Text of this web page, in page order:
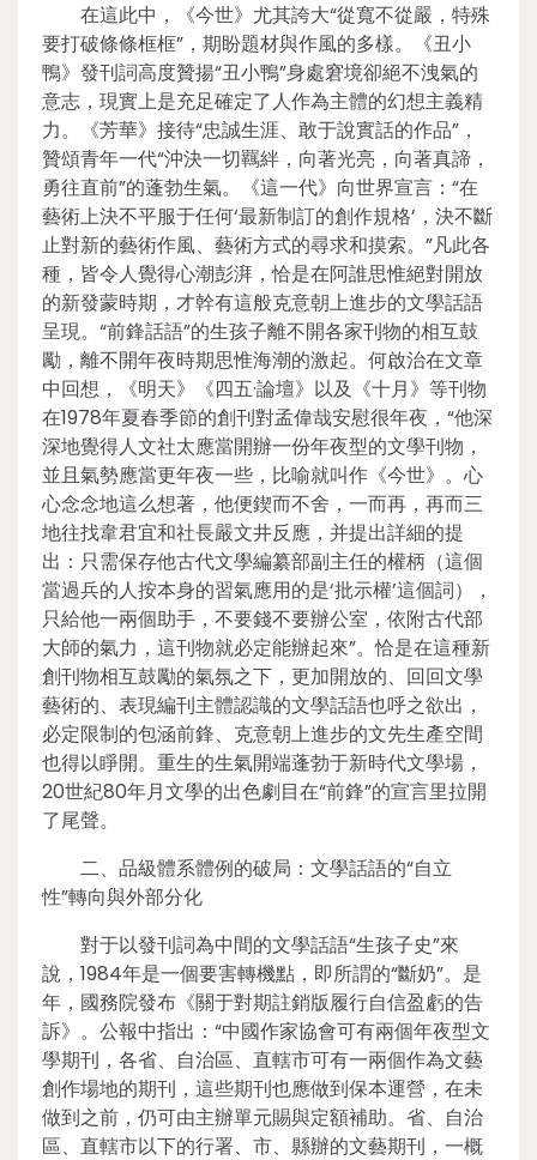
在這此中，《今世》尤其誇大“從寬不從嚴，特殊
要打破條條框框”，期盼題材與作風的多樣。《丑小
鴨》發刊詞高度贊揚“丑小鴨”身處窘境卻絕不洩氣的
意志，現實上是充足確定了人作為主體的幻想主義精
力。《芳華》接待“忠誠生涯、敢于說實話的作品”，
贊頌青年一代“沖決一切羈絆，向著光亮，向著真諦，
勇往直前”的蓬勃生氣。《這一代》向世界宣言：“在
藝術上決不平服于任何‘最新制訂的創作規格’，決不斷
止對新的藝術作風、藝術方式的尋求和摸索。”凡此各
種，皆令人覺得心潮彭湃，恰是在阿誰思惟絕對開放
的新發蒙時期，才幹有這般克意朝上進步的文學話語
呈現。“前鋒話語”的生孩子離不開各家刊物的相互鼓
勵，離不開年夜時期思惟海潮的激起。何啟治在文章
中回想，《明天》《四五·論壇》以及《十月》等刊物
在1978年夏春季節的創刊對孟偉哉安慰很年夜，“他深
深地覺得人文社太應當開辦一份年夜型的文學刊物，
並且氣勢應當更年夜一些，比喻就叫作《今世》。心
心念念地這么想著，他便鍥而不舍，一而再，再而三
地往找韋君宜和社長嚴文井反應，并提出詳細的提
出：只需保存他古代文學編纂部副主任的權柄（這個
當過兵的人按本身的習氣應用的是‘批示權’這個詞），
只給他一兩個助手，不要錢不要辦公室，依附古代部
大師的氣力，這刊物就必定能辦起來”。恰是在這種新
創刊物相互鼓勵的氣氛之下，更加開放的、回回文學
藝術的、表現編刊主體認識的文學話語也呼之欲出，
必定限制的包涵前鋒、克意朝上進步的文先生產空間
也得以睜開。重生的生氣開端蓬勃于新時代文學場，
20世紀80年月文學的出色劇目在“前鋒”的宣言里拉開
了尾聲。
二、品級體系體例的破局：文學話語的“自立
性”轉向與外部分化
對于以發刊詞為中間的文學話語“生孩子史”來
說，1984年是一個要害轉機點，即所謂的“斷奶”。是
年，國務院發布《關于對期註銷版履行自信盈虧的告
訴》。公報中指出：“中國作家協會可有兩個年夜型文
學期刊，各省、自治區、直轄市可有一兩個作為文藝
創作場地的期刊，這些期刊也應做到保本運營，在未
做到之前，仍可由主辦單元賜與定額補助。省、自治
區、直轄市以下的行署、市、縣辦的文藝期刊，一概